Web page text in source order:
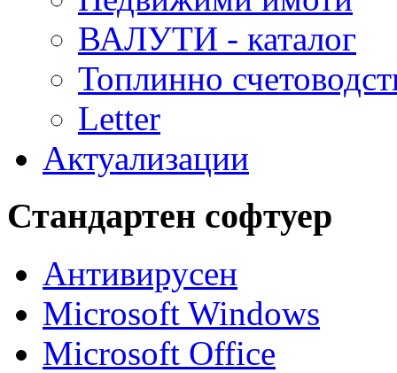
ВАЛУТИ - каталог
Топлинно
Letter
Актуализации
Стандартен софтуер
Антивирусен
Microsoft Windows
Microsoft Office